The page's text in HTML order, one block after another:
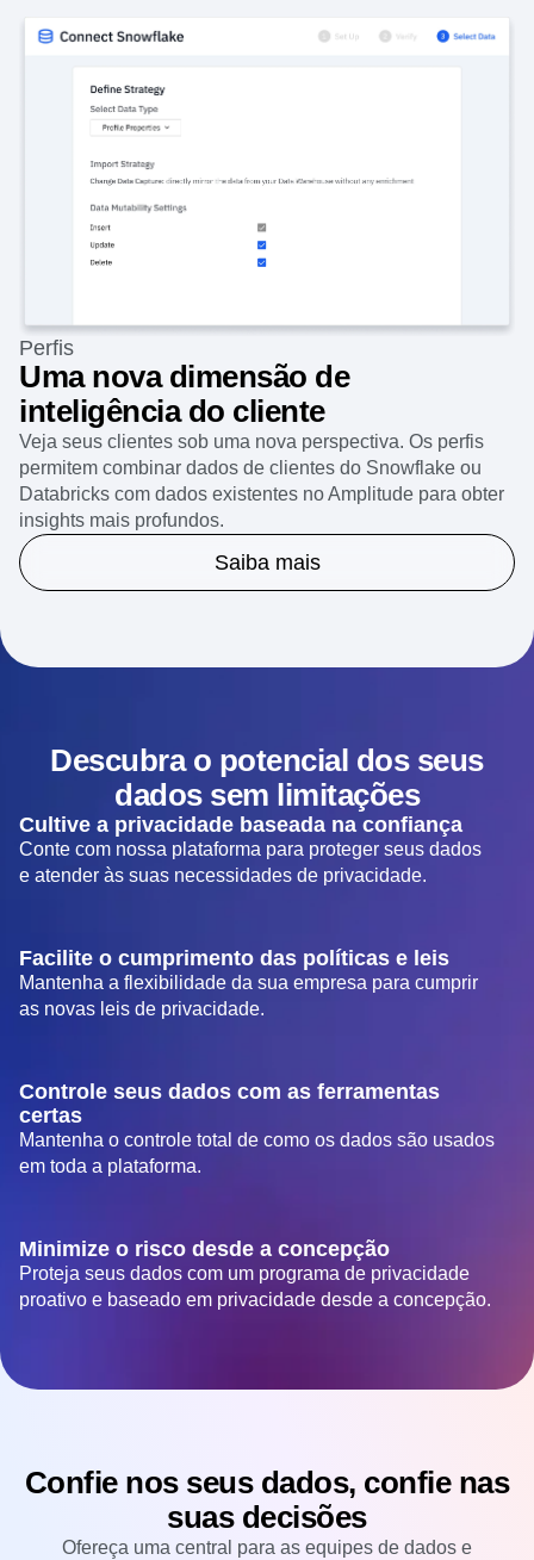
Perfis
Uma nova dimensão de
inteligência do cliente
Veja seus clientes sob uma nova perspectiva. Os perfis
permitem combinar dados de clientes do Snowflake ou
Databricks com dados existentes no Amplitude para obter
insights mais profundos.
Saiba mais
Descubra o potencial dos seus
dados sem limitações
Cultive a privacidade baseada na confiança
Conte com nossa plataforma para proteger seus dados
e atender às suas necessidades de privacidade.
Facilite o cumprimento das políticas e leis
Mantenha a flexibilidade da sua empresa para cumprir
as novas leis de privacidade.
Controle seus dados com as ferramentas
certas
Mantenha o controle total de como os dados são usados
em toda a plataforma.
Minimize o risco desde a concepção
Proteja seus dados com um programa de privacidade
proativo e baseado em privacidade desde a concepção.
Confie nos seus dados, confie nas
suas decisões
Ofereça uma central para as equipes de dados e